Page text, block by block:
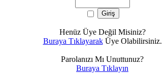
Henüz Üye Değil Misiniz?
Buraya TıklayarakÜye Olabilirsiniz.
Parolanızı Mı Unuttunuz?
Buraya Tıklayın